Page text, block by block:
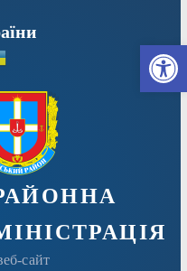
сайт